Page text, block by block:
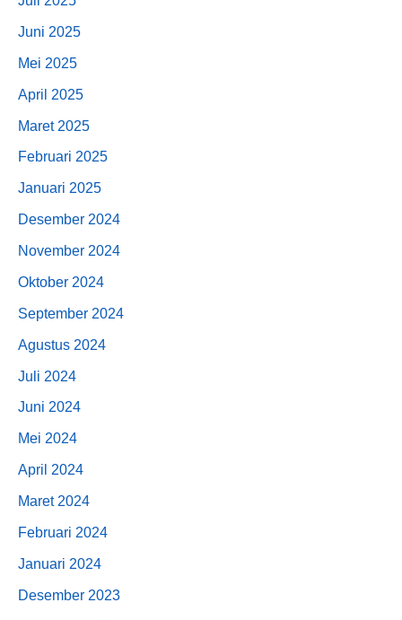
Juni 2025
Mei 2025
April 2025
Maret 2025
Februari 2025
Januari 2025
Desember 2024
November 2024
Oktober 2024
September 2024
Agustus 2024
Juli 2024
Juni 2024
Mei 2024
April 2024
Maret 2024
Februari 2024
Januari 2024
Desember 2023